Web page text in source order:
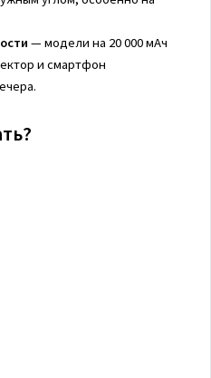
— модели на 20 000 мАч
и смартфон